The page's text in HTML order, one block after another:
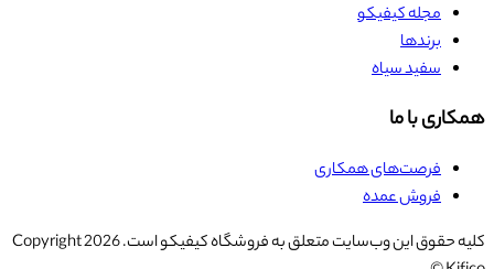
مجله کیفیکو
برندها
سفید سیاه
همکاری با ما
فرصت‌های همکاری
فروش عمده
کلیه حقوق این وب‌سایت متعلق به فروشگاه کیفیکو است. Copyright2026